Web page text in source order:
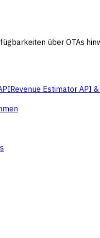
über OTAs
Revenue Estimator API